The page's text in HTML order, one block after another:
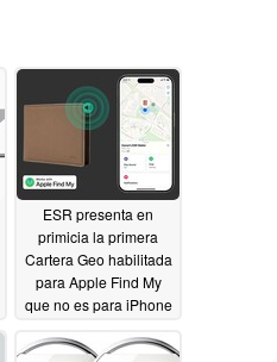
ESR presenta en
primicia la primera
Cartera Geo habilitada
para Apple Find My
que no es para iPhone